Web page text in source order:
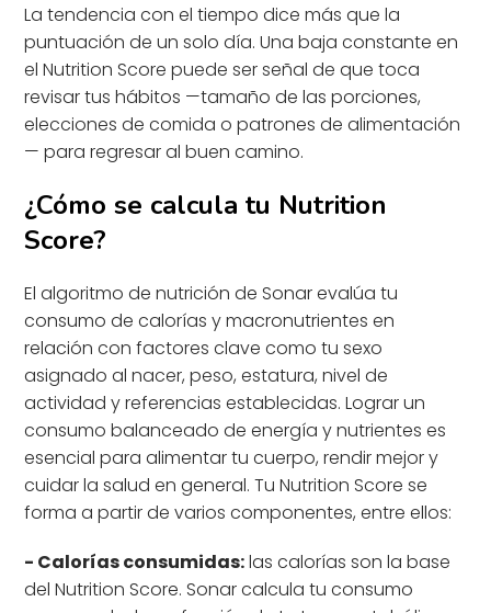
La tendencia con el tiempo dice más que la
puntuación de un solo día. Una baja constante en
el Nutrition Score puede ser señal de que toca
revisar tus hábitos —tamaño de las porciones,
elecciones de comida o patrones de alimentación
— para regresar al buen camino.
¿Cómo se calcula tu Nutrition
Score?
El algoritmo de nutrición de Sonar evalúa tu
consumo de calorías y macronutrientes en
relación con factores clave como tu sexo
asignado al nacer, peso, estatura, nivel de
actividad y referencias establecidas. Lograr un
consumo balanceado de energía y nutrientes es
esencial para alimentar tu cuerpo, rendir mejor y
cuidar la salud en general. Tu Nutrition Score se
forma a partir de varios componentes, entre ellos:
- Calorías consumidas:las calorías son la base
del Nutrition Score. Sonar calcula tu consumo